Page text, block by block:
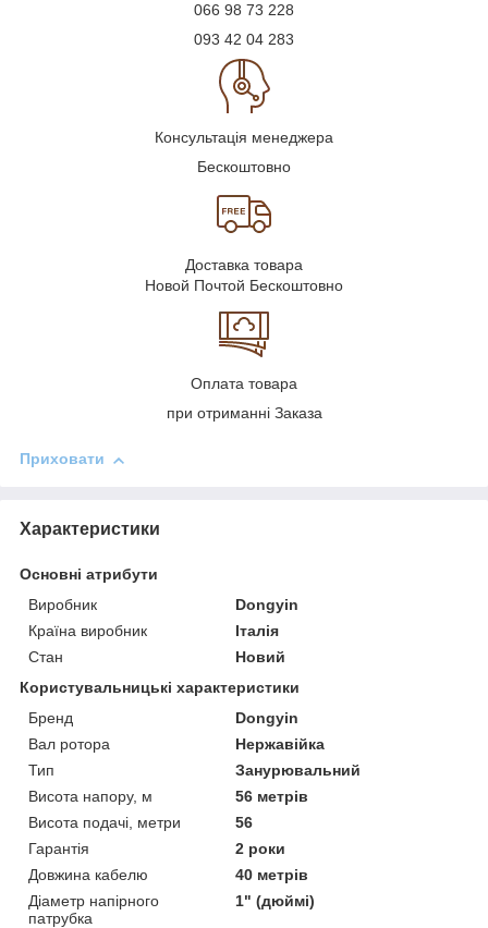
066 98 73 228
093 42 04 283
Консультація менеджера
Бескоштовно
Доставка товара
Новой Почтой Бескоштовно
Оплата товара
при отриманні Заказа
Приховати
Характеристики
Основні атрибути
Виробник
Dongyin
Країна виробник
Італія
Стан
Новий
Користувальницькі характеристики
Бренд
Dongyin
Вал ротора
Нержавійка
Тип
Занурювальний
Висота напору, м
56 метрів
Висота подачі, метри
56
Гарантія
2 роки
Довжина кабелю
40 метрів
Діаметр напірного
патрубка
1" (дюймі)